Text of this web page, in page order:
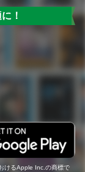
！
けるApple Inc.の商標で